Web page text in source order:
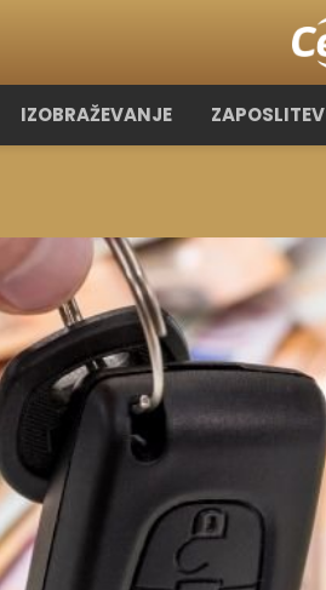
IZOBRAŽEVANJE ZAPOSLITEV